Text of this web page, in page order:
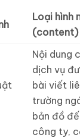
Loại hình
(content)
Nội dung
dịch vụ
bài viết
trường
bản đồ
công ty,